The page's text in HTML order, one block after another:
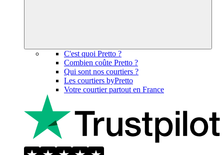
C'est quoi Pretto ?
Combien coûte Pretto ?
Qui sont nos courtiers ?
Les courtiers byPretto
Votre courtier partout en France